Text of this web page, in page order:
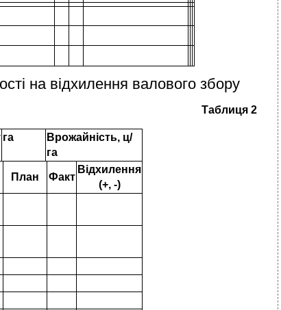
на відхилення валового збору
Таблиця 2
га
Врожайність, ц/
га
План Факт
Відхилення
(+, -)